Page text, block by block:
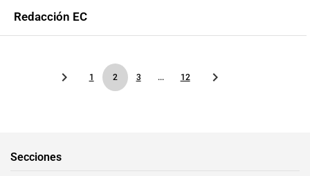
Redacción EC
1 2 3 ... 12
Secciones